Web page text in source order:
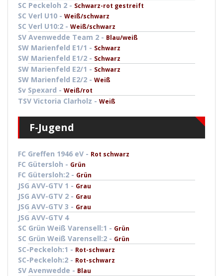
SC Peckeloh 2 - Schwarz-rot gestreift
SC Verl U10 - Weiß/schwarz
SC Verl U10:2 - Weiß/schwarz
SV Avenwedde Team 2 - Blau/weiß
SW Marienfeld E1/1 - Schwarz
SW Marienfeld E1/2 - Schwarz
SW Marienfeld E2/1 - Schwarz
SW Marienfeld E2/2 - Weiß
Sv Spexard - Weiß/rot
TSV Victoria Clarholz - Weiß
F-Jugend
FC Greffen 1946 eV - Rot schwarz
FC Gütersloh - Grün
FC Gütersloh:2 - Grün
JSG AVV-GTV 1 - Grau
JSG AVV-GTV 2 - Grau
JSG AVV-GTV 3 - Grau
JSG AVV-GTV 4
SC Grün Weiß Varensell:1 - Grün
SC Grün Weiß Varensell:2 - Grün
SC-Peckeloh:1 - Rot-schwarz
SC-Peckeloh:2 - Rot-schwarz
SV Avenwedde - Blau